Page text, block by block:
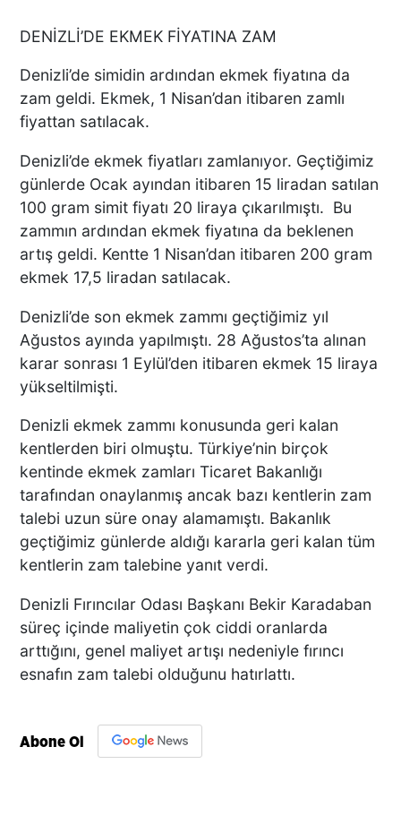
DENİZLİ’DE EKMEK FİYATINA ZAM
Denizli’de simidin ardından ekmek fiyatına da
zam geldi. Ekmek, 1 Nisan’dan itibaren zamlı
fiyattan satılacak.
Denizli’de ekmek fiyatları zamlanıyor. Geçtiğimiz
günlerde Ocak ayından itibaren 15 liradan satılan
100 gram simit fiyatı 20 liraya çıkarılmıştı. Bu
zammın ardından ekmek fiyatına da beklenen
artış geldi. Kentte 1 Nisan’dan itibaren 200 gram
ekmek 17,5 liradan satılacak.
Denizli’de son ekmek zammı geçtiğimiz yıl
Ağustos ayında yapılmıştı. 28 Ağustos’ta alınan
karar sonrası 1 Eylül’den itibaren ekmek 15 liraya
yükseltilmişti.
Denizli ekmek zammı konusunda geri kalan
kentlerden biri olmuştu. Türkiye’nin birçok
kentinde ekmek zamları Ticaret Bakanlığı
tarafından onaylanmış ancak bazı kentlerin zam
talebi uzun süre onay alamamıştı. Bakanlık
geçtiğimiz günlerde aldığı kararla geri kalan tüm
kentlerin zam talebine yanıt verdi.
Denizli Fırıncılar Odası Başkanı Bekir Karadaban
süreç içinde maliyetin çok ciddi oranlarda
arttığını, genel maliyet artışı nedeniyle fırıncı
esnafın zam talebi olduğunu hatırlattı.
Abone Ol